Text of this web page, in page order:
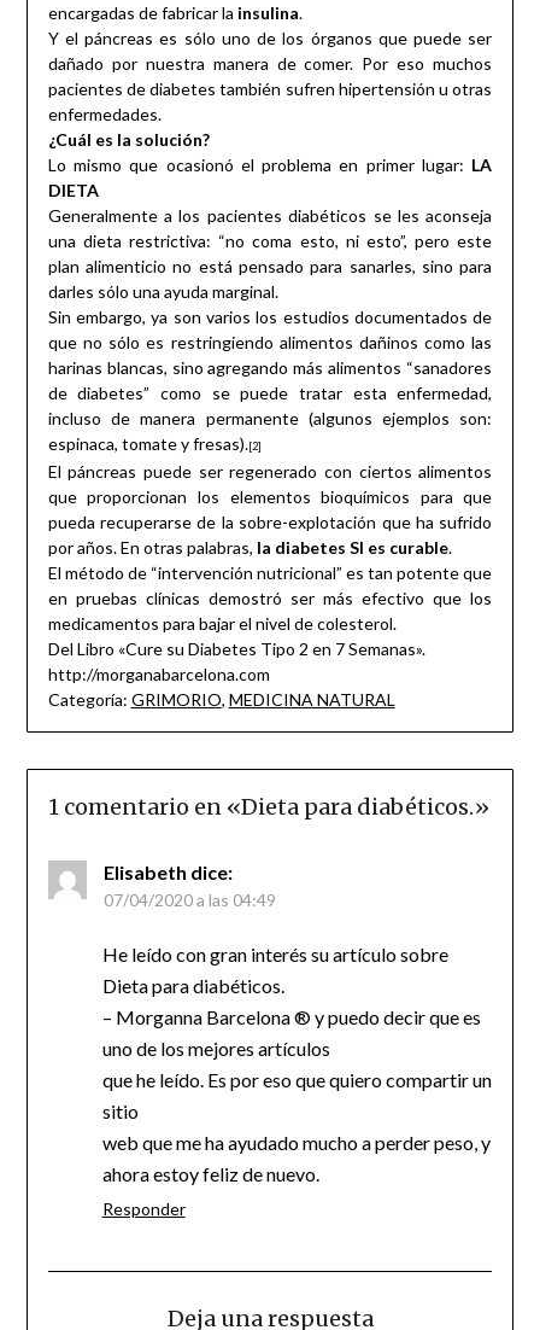
encargadas de fabricar la insulina.
Y el páncreas es sólo uno de los órganos que puede ser
dañado por nuestra manera de comer. Por eso muchos
pacientes de diabetes también sufren hipertensión u otras
enfermedades.
¿Cuál es la solución?
Lo mismo que ocasionó el problema en primer lugar: LA
DIETA
Generalmente a los pacientes diabéticos se les aconseja
una dieta restrictiva: “no coma esto, ni esto”, pero este
plan alimenticio no está pensado para sanarles, sino para
darles sólo una ayuda marginal.
Sin embargo, ya son varios los estudios documentados de
que no sólo es restringiendo alimentos dañinos como las
harinas blancas, sino agregando más alimentos “sanadores
de diabetes” como se puede tratar esta enfermedad,
incluso de manera permanente (algunos ejemplos son:
espinaca, tomate y fresas).[2]
El páncreas puede ser regenerado con ciertos alimentos
que proporcionan los elementos bioquímicos para que
pueda recuperarse de la sobre-explotación que ha sufrido
por años. En otras palabras, la diabetes SI es curable.
El método de “intervención nutricional” es tan potente que
en pruebas clínicas demostró ser más efectivo que los
medicamentos para bajar el nivel de colesterol.
Del Libro «Cure su Diabetes Tipo 2 en 7 Semanas».
http://morganabarcelona.com
Categoría: GRIMORIO, MEDICINA NATURAL
1 comentario en «Dieta para diabéticos.»
Elisabeth dice:
07/04/2020 a las 04:49
He leído con gran interés su artículo sobre
Dieta para diabéticos.
– Morganna Barcelona ® y puedo decir que es
uno de los mejores artículos
que he leído. Es por eso que quiero compartir un
sitio
web que me ha ayudado mucho a perder peso, y
ahora estoy feliz de nuevo.
Responder
Deja una respuesta